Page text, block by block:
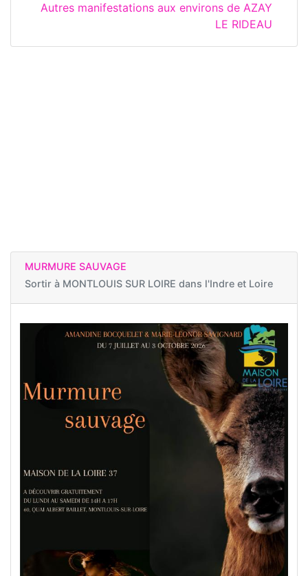
Autres manifestations aux environs de AZAY
LE RIDEAU
MURMURE SAUVAGE
Sortir à MONTLOUIS SUR LOIRE dans l'Indre et Loire